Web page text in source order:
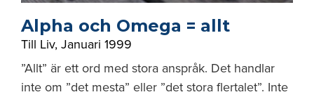
Alpha och Omega = allt
Till Liv, Januari 1999
”Allt” är ett ord med stora anspråk. Det handlar
inte om ”det mesta” eller ”det stora flertalet”. Inte